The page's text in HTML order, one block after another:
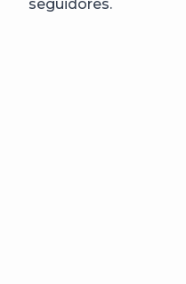
seguidores.